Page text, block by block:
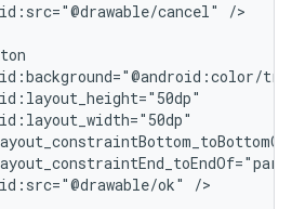
cancel" />
ok" />